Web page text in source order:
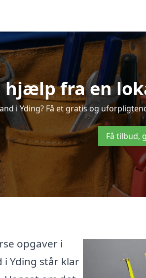
hjælp fra en
i Yding? Få et gratis og
Få tilbud,
opgaver i
i Yding står klar